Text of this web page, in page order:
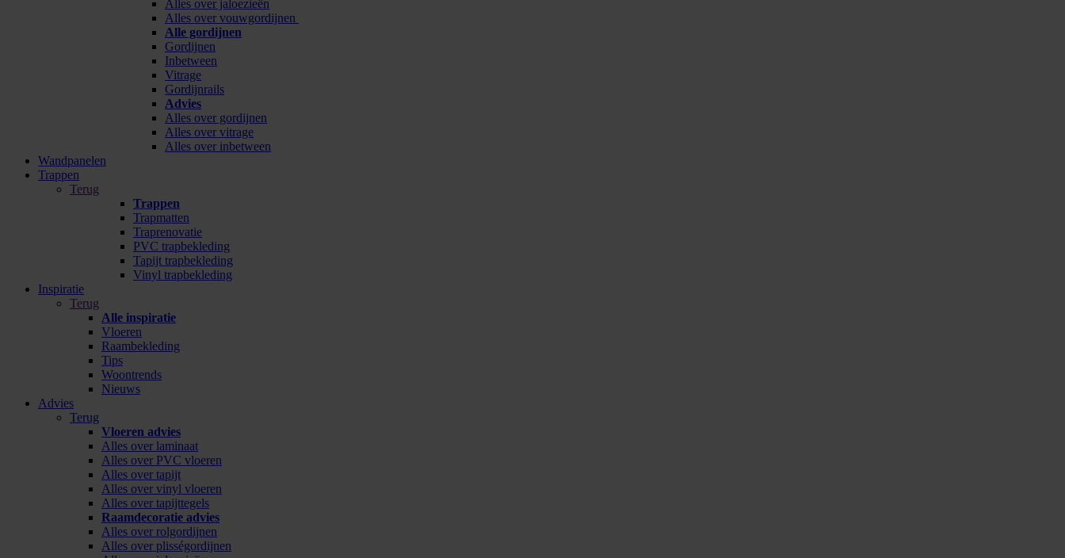
Alles over jaloezieën
Alles over vouwgordijnen
Alle gordijnen
Gordijnen
Inbetween
Vitrage
Gordijnrails
Advies
Alles over gordijnen
Alles over vitrage
Alles over inbetween
Wandpanelen
Trappen
Terug
Trappen
Trapmatten
Traprenovatie
PVC trapbekleding
Tapijt trapbekleding
Vinyl trapbekleding
Inspiratie
Terug
Alle inspiratie
Vloeren
Raambekleding
Tips
Woontrends
Nieuws
Advies
Terug
Vloeren advies
Alles over laminaat
Alles over PVC vloeren
Alles over tapijt
Alles over vinyl vloeren
Alles over tapijttegels
Raamdecoratie advies
Alles over rolgordijnen
Alles over plisségordijnen